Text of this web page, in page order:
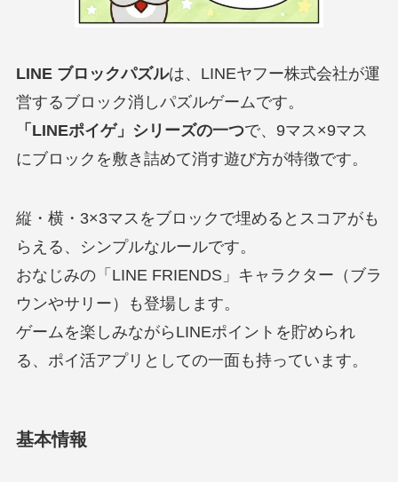
LINE ブロックパズルは、LINEヤフー株式会社が運
営するブロック消しパズルゲームです。
「LINEポイゲ」シリーズの一つで、9マス×9マス
にブロックを敷き詰めて消す遊び方が特徴です。
縦・横・3×3マスをブロックで埋めるとスコアがも
らえる、シンプルなルールです。
おなじみの「LINE FRIENDS」キャラクター（ブラ
ウンやサリー）も登場します。
ゲームを楽しみながらLINEポイントを貯められ
る、ポイ活アプリとしての一面も持っています。
基本情報